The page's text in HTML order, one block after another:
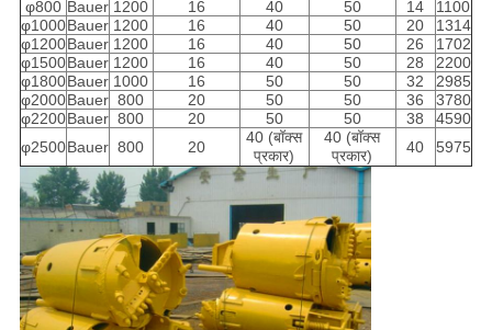
φ800 Bauer 1200 16 40 50 14
1100
φ1000Bauer 1200 16 40 50 20
1314
φ1200Bauer 1200 16 40 50 26
1702
φ1500Bauer 1200 16 40 50 28
2200
φ1800Bauer 1000 16 50 50 32
2985
φ2000Bauer 800 20 50 50 36
3780
φ2200Bauer 800 20 50 50 38
4590
φ2500Bauer 800 20
40 (बॉक्स
प्रकार)
40 (बॉक्स
प्रकार)
40 5975